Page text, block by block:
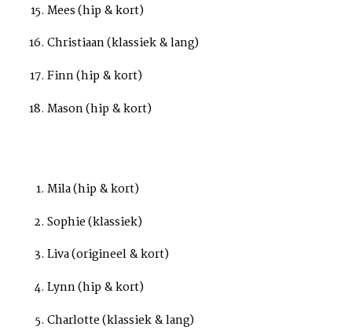
Mees (hip & kort)
Christiaan (klassiek & lang)
Finn (hip & kort)
Mason (hip & kort)
Mila (hip & kort)
Sophie (klassiek)
Liva (origineel & kort)
Lynn (hip & kort)
Charlotte (klassiek & lang)